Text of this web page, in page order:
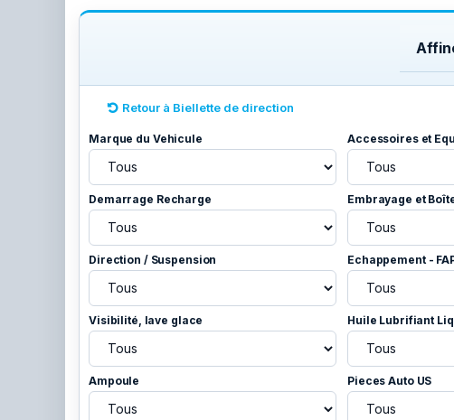
Retour à Biellette de direction
Marque du Vehicule Accessoires et
Demarrage Recharge Embrayage et
Direction / Suspension Echappement -
Visibilité, lave glace Huile Lubrifiant
Ampoule Pieces Auto US